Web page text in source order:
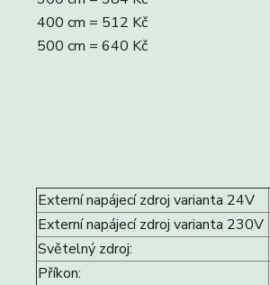
400 cm = 512 Kč
500 cm = 640 Kč
Externí napájecí zdroj varianta 24V
Externí napájecí zdroj varianta 230V
Světelný zdroj:
Příkon: